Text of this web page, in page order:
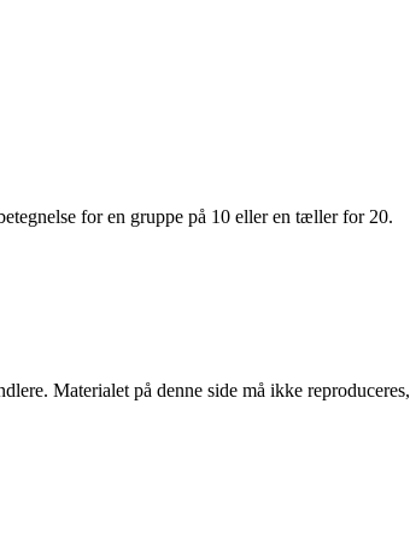
for en gruppe på 10 eller en tæller for 20.
Materialet på denne side må ikke reproduceres,